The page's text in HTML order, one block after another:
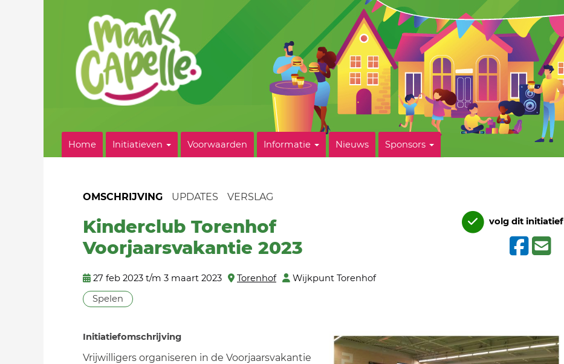
Home Initiatieven Voorwaarden Informatie Nieuws Sponsors
OMSCHRIJVING UPDATES VERSLAG
Kinderclub Torenhof
Voorjaarsvakantie 2023
27 feb 2023 t/m 3 maart 2023 Torenhof
Wijkpunt Torenhof
Spelen
volg dit initiatief
Initiatiefomschrijving
Vrijwilligers organiseren in de Voorjaarsvakantie